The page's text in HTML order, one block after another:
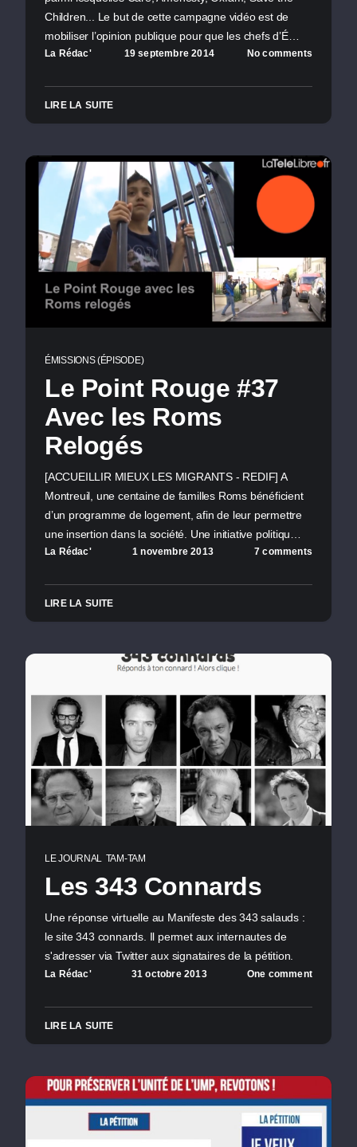
Children... Le but de cette campagne vidéo est de
mobiliser l’opinion publique pour que les chefs d’É…
La Rédac' 19 septembre 2014 No comments
LIRE LA SUITE
ÉMISSIONS (ÉPISODE)
Le Point Rouge #37
Avec les Roms
Relogés
[ACCUEILLIR MIEUX LES MIGRANTS - REDIF] A
Montreuil, une centaine de familles Roms bénéficient
d’un programme de logement, afin de leur permettre
une insertion dans la société. Une initiative politiqu…
La Rédac' 1 novembre 2013 7 comments
LIRE LA SUITE
LE JOURNAL TAM-TAM
Les 343 Connards
Une réponse virtuelle au Manifeste des 343 salauds :
le site 343 connards. Il permet aux internautes de
s'adresser via Twitter aux signataires de la pétition.
La Rédac' 31 octobre 2013 One comment
LIRE LA SUITE